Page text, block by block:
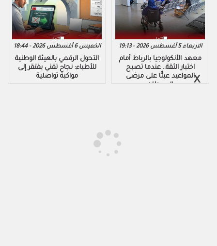
الخميس 6 أغسطس 2026 - 18:44
التحول الرقمي بالهيئة الوطنية
للأطباء: نجاح تقني يفتقر إلى
مواكبة تواصلية
الاربعاء 5 أغسطس 2026 - 19:13
معهد الأنكولوجيا بالرباط أمام
اختبار الثقة.. عندما تصبح
المواعيد عبئًا على مرضى
السرطان